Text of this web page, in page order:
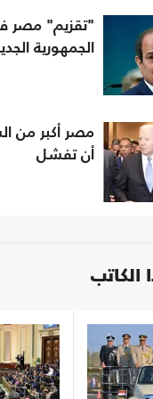
"تقزيم"
الجمهورية
مصر أكبر من
أن تفشل
الكاتب